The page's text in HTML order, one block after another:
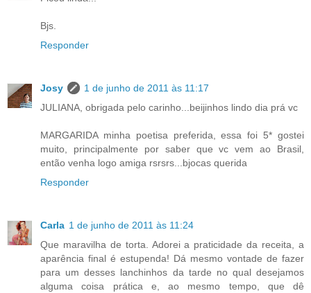
Bjs.
Responder
Josy
1 de junho de 2011 às 11:17
JULIANA, obrigada pelo carinho...beijinhos lindo dia prá vc
MARGARIDA minha poetisa preferida, essa foi 5* gostei
muito, principalmente por saber que vc vem ao Brasil,
então venha logo amiga rsrsrs...bjocas querida
Responder
Carla 1 de junho de 2011 às 11:24
Que maravilha de torta. Adorei a praticidade da receita, a
aparência final é estupenda! Dá mesmo vontade de fazer
para um desses lanchinhos da tarde no qual desejamos
alguma coisa prática e, ao mesmo tempo, que dê